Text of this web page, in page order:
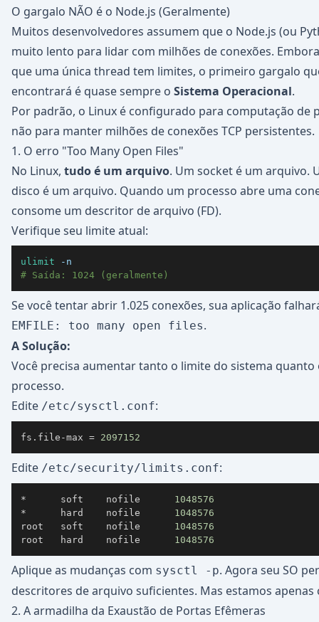
O gargalo NÃO é o Node.js (Geralmente)
Muitos desenvolvedores assumem que o Node.js (ou
muito lento para lidar com milhões de conexões.
que uma única thread tem limites, o primeiro gargalo
encontrará é quase sempre o Sistema Operacional.
Por padrão, o Linux é configurado para computação de
não para manter milhões de conexões TCP persistentes.
1. O erro "Too Many Open Files"
No Linux, tudo é um arquivo. Um socket é um arquivo.
disco é um arquivo. Quando um processo abre uma
consome um descritor de arquivo (FD).
Verifique seu limite atual:
ulimit
-n
# Saída: 1024 (geralmente)
Se você tentar abrir 1.025 conexões, sua aplicação
EMFILE: too many open files.
A Solução:
Você precisa aumentar tanto o limite do sistema
processo.
Edite /etc/sysctl.conf:
fs.file-max = 2097152
Edite /etc/security/limits.conf:
*      soft    nofile 1048576
*      hard    nofile 1048576
root   soft    nofile 1048576
root   hard    nofile 1048576
Aplique as mudanças com sysctl -p. Agora seu SO
descritores de arquivo suficientes. Mas estamos apenas
2. A armadilha da Exaustão de Portas Efêmeras